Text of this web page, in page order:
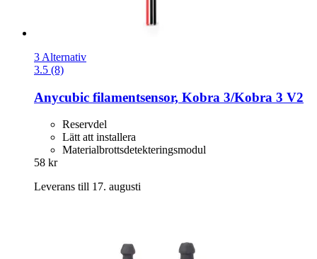
3 Alternativ
3.5 (8)
Anycubic filamentsensor, Kobra 3/Kobra 3 V2
Reservdel
Lätt att installera
Materialbrottsdetekteringsmodul
58 kr
Leverans till 17. augusti